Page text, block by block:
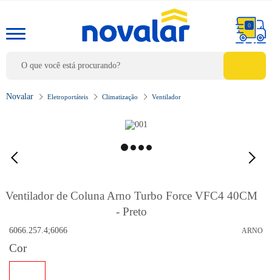
0
Eletroportáteis Climatização Ventilador
Ventilador de Coluna Arno Turbo Force VFC4 40CM
- Preto
ARNO
6066.257.4;6066
Cor